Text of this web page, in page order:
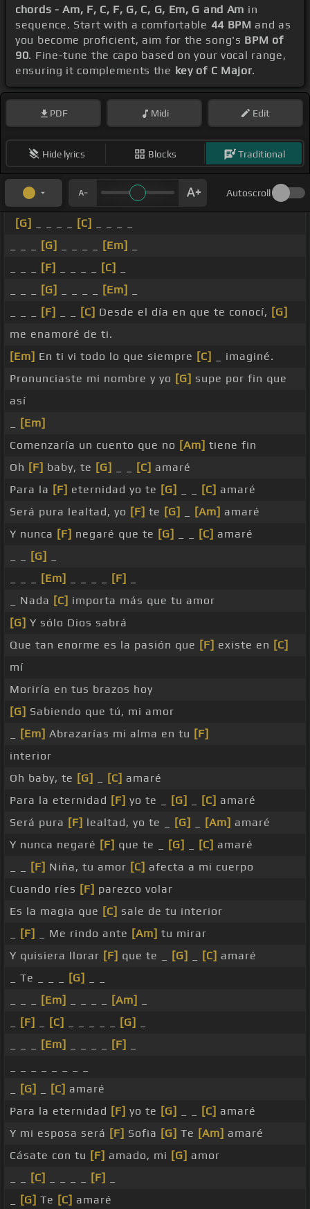
chords - Am, F, C, F, G, C, G, Em, G and Am in
sequence. Start with a comfortable 44 BPM and as
you become proficient, aim for the song's BPM of
90. Fine-tune the capo based on your vocal range,
ensuring it complements the key of C Major.
PDF Midi Edit
Hide lyrics Blocks Traditional
Autoscroll
[G] [C]
[G] [Em]
[F] [C]
[G] [Em]
[F] [C] Desde el día en que te conocí, [G]
me enamoré de ti.
[Em] En ti vi todo lo que siempre [C]
_ imaginé.
Pronunciaste mi nombre y yo [G] supe por fin que
así
[Em]
Comenzaría un cuento que no [Am] tiene fin
Oh [F] baby, te [G] [C] amaré
Para la [F] eternidad yo te [G] [C] amaré
Será pura lealtad, yo [F] te [G] [Am] amaré
Y nunca [F] negaré que te [G] [C] amaré
[G]
[Em] [F]
_ Nada [C] importa más que tu amor
[G] Y sólo Dios sabrá
Que tan enorme es la pasión que [F] existe en [C]
mí
Moriría en tus brazos hoy
[G] Sabiendo que tú, mi amor
[Em] Abrazarías mi alma en tu [F]
interior
Oh baby, te [G] [C] amaré
Para la eternidad [F] yo te _ [G] [C] amaré
Será pura [F] lealtad, yo te _ [G] [Am] amaré
Y nunca negaré [F] que te _ [G] [C] amaré
[F] Niña, tu amor [C] afecta a mi cuerpo
Cuando ríes [F] parezco volar
Es la magia que [C] sale de tu interior
[F] _ Me rindo ante [Am] tu mirar
Y quisiera llorar [F] que te _ [G] [C] amaré
_ Te _ _ _
[G]
[Em] [Am]
[F] [C] [G]
[Em] [F]
[G] [C] amaré
Para la eternidad [F] yo te [G] [C] amaré
Y mi esposa será [F] Sofia [G] Te [Am] amaré
Cásate con tu [F] amado, mi [G] amor
[C] [F]
[G] Te [C] amaré